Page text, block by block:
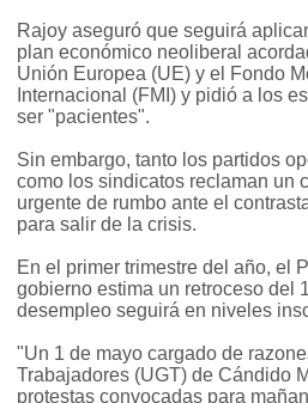
Rajoy aseguró que seguirá
plan económico neoliberal
Unión Europea (UE) y el Fondo
Internacional (FMI) y pidió a los
ser "pacientes".
Sin embargo, tanto los partidos
como los sindicatos reclaman un
urgente de rumbo ante el
para salir de la crisis.
En el primer trimestre del año, el
gobierno estima un retroceso del
desempleo seguirá en niveles
"Un 1 de mayo cargado de
Trabajadores (UGT) de Cándido
protestas convocadas para